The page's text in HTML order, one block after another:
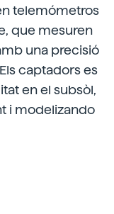
telemómetros
que mesuren
una precisió
captadors es
en el subsòl,
i modelizando